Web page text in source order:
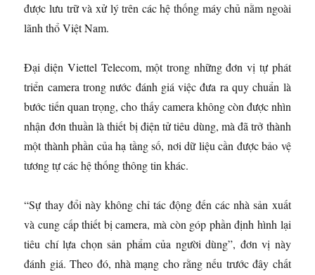
được lưu trữ và xử lý trên các hệ thống máy chủ nằm ngoài
lãnh thổ Việt Nam.
Đại diện Viettel Telecom, một trong những đơn vị tự phát
triển camera trong nước đánh giá việc đưa ra quy chuẩn là
bước tiến quan trọng, cho thấy camera không còn được nhìn
nhận đơn thuần là thiết bị điện tử tiêu dùng, mà đã trở thành
một thành phần của hạ tầng số, nơi dữ liệu cần được bảo vệ
tương tự các hệ thống thông tin khác.
“Sự thay đổi này không chỉ tác động đến các nhà sản xuất
và cung cấp thiết bị camera, mà còn góp phần định hình lại
tiêu chí lựa chọn sản phẩm của người dùng”, đơn vị này
đánh giá. Theo đó, nhà mạng cho rằng nếu trước đây chất